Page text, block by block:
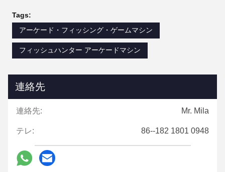
Tags:
アーケード・フィッシング・ゲームマシン
フィッシュハンター アーケードマシン
連絡先
連絡先: Mr. Mila
テレ: 86--182 1801 0948